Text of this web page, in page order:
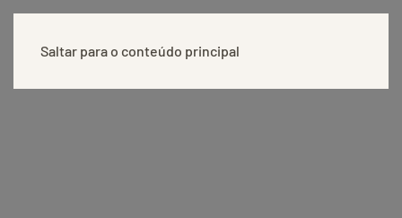
Saltar para o conteúdo principal